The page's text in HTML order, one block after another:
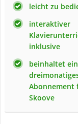
leicht zu
interaktiver
inklusive
beinhaltet ein
Abonnement
Skoove